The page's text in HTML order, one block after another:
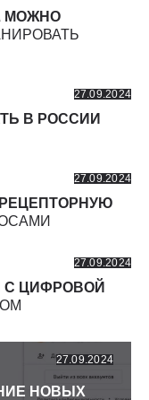
МОЖНО
27.09.2024
В РОССИИ
27.09.2024
27.09.2024
С ЦИФРОВОЙ
27.09.2024
НОВЫХ